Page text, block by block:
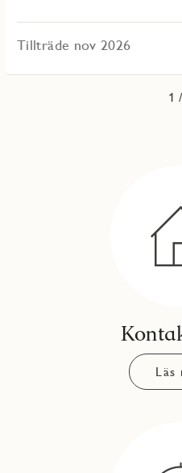
Tillträde nov 2026
1
2
3
4
5
6
7
8
9
10
11
Läs